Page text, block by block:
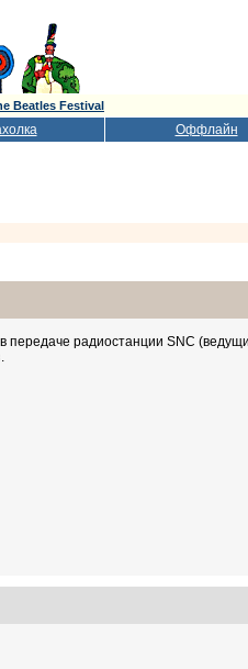
Beatles Festival
Оффлайн
передаче радиостанции SNC